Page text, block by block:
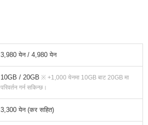
3,980 येन / 4,980 येन
10GB / 20GB ※ +1,000 येनमा 10GB बाट 20GB मा
परिवर्तन गर्न सकिन्छ।
3,300 येन (कर सहित)